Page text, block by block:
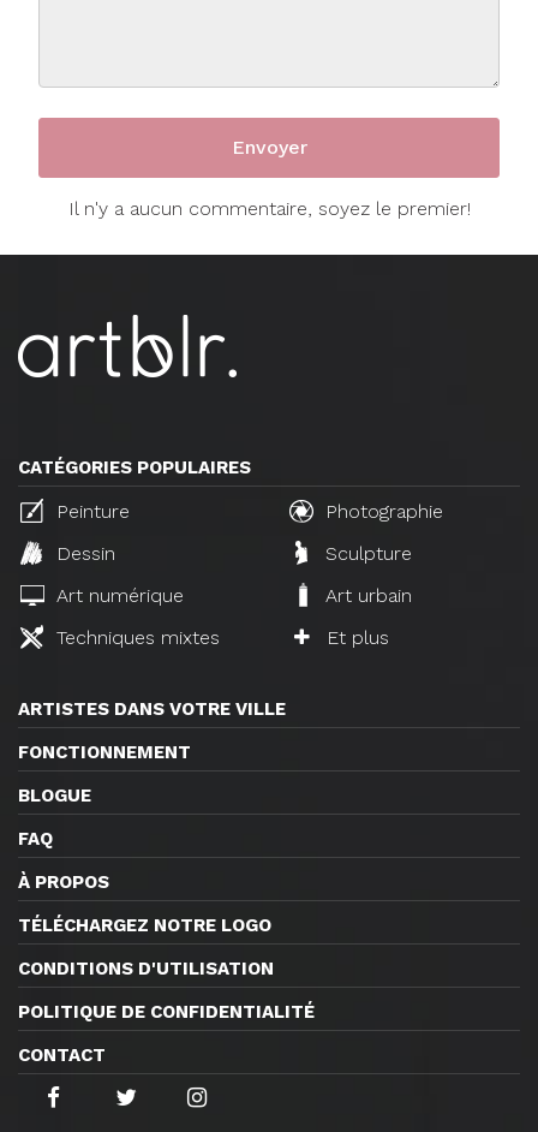
Il n'y a aucun commentaire, soyez le premier!
CATÉGORIES POPULAIRES
Peinture
Photographie
Dessin
Sculpture
Art numérique
Art urbain
Techniques mixtes
Et plus
ARTISTES DANS VOTRE VILLE
FONCTIONNEMENT
BLOGUE
FAQ
À PROPOS
TÉLÉCHARGEZ NOTRE LOGO
CONDITIONS D'UTILISATION
POLITIQUE DE CONFIDENTIALITÉ
CONTACT